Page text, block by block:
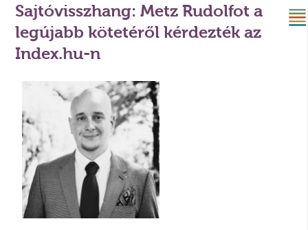
Sajtóvisszhang: Metz Rudolfot a
legújabb kötetéről kérdezték az
Index.hu-n